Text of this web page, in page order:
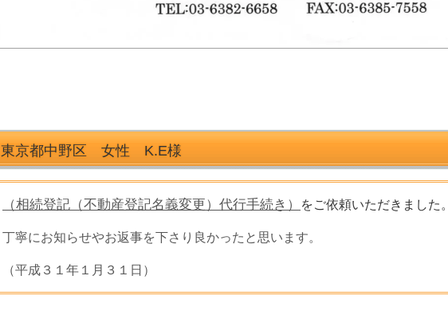
東京都中野区 女性 K.E様
（相続登記（不動産登記名義変更）代行手続き） をご依頼いただきました。
丁寧にお知らせやお返事を下さり良かったと思います。
（平成３１年１月３１日）